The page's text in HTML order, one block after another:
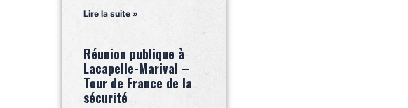
Lire la suite »
Réunion publique à
Lacapelle-Marival –
Tour de France de la
sécurité